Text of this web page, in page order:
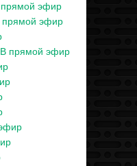
прямой эфир
прямой эфир
прямой эфир